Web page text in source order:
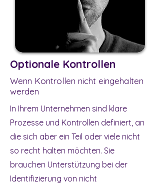
Optionale Kontrollen
Wenn Kontrollen nicht eingehalten
werden
In Ihrem Unternehmen sind klare
Prozesse und Kontrollen definiert, an
die sich aber ein Teil oder viele nicht
so recht halten möchten. Sie
brauchen Unterstützung bei der
Identifizierung von nicht